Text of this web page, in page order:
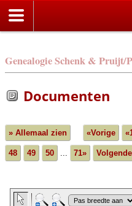
Genealogie Schenk & Pruijt/
Documenten
» Allemaal zien «Vorige
48 49 50 ... 71»